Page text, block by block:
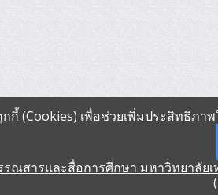
กกี้ (Cookies) เพื่อช่วยเพิ่มประสิทธิภ
ณสารและสื่อการศึกษา มหาวิทยาลัย